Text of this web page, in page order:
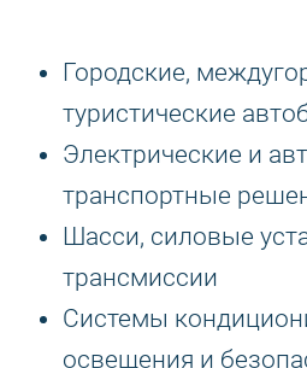
Городские,
туристические
Электрические и
транспортные
Шасси, силовые
трансмиссии
Системы
освещения и